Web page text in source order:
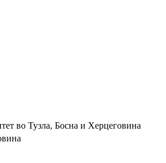
во Тузла, Босна и Херцеговина